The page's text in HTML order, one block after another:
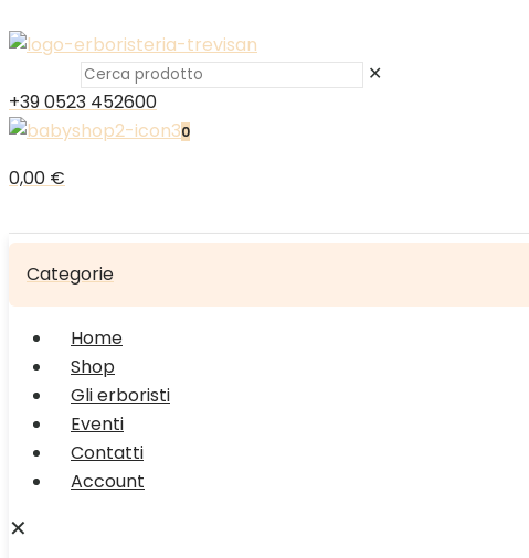
✕
+39 0523 452600
0
0,00 €
Categorie
Home
Shop
Gli erboristi
Eventi
Contatti
Account
✕